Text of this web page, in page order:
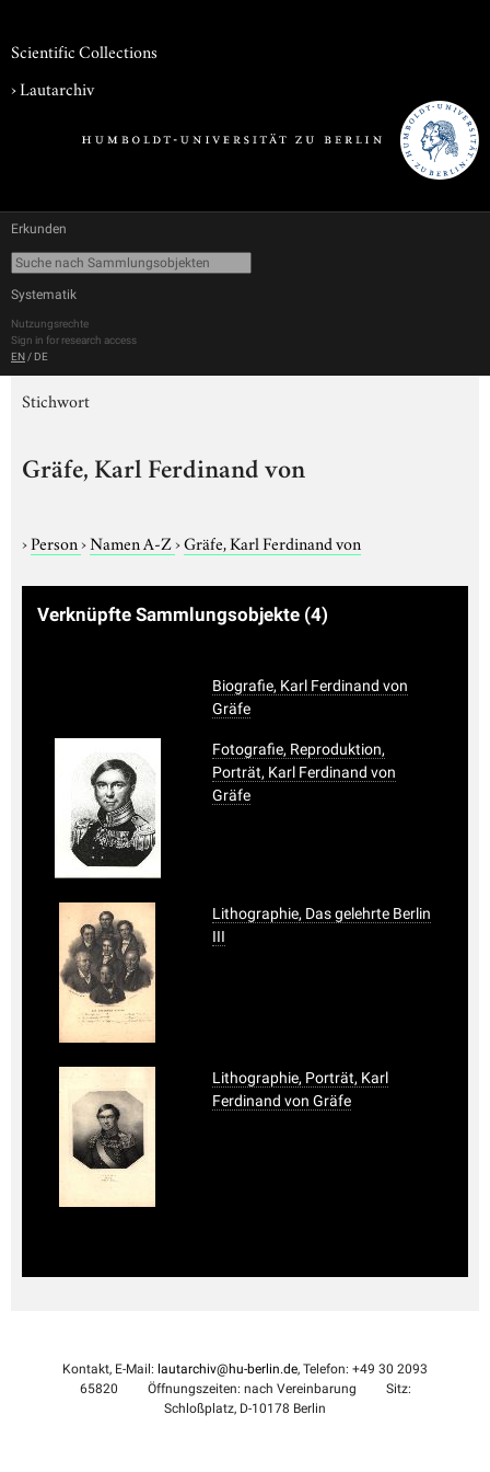
Scientific Collections
›Lautarchiv
Erkunden
Systematik
Nutzungsrechte
Sign in for research access
EN / DE
Stichwort
Gräfe, Karl Ferdinand von
›Person›Namen A-Z›Gräfe, Karl Ferdinand von
Verknüpfte Sammlungsobjekte (4)
Biografie, Karl Ferdinand von
Gräfe
Fotografie, Reproduktion,
Porträt, Karl Ferdinand von
Gräfe
Lithographie, Das gelehrte Berlin
III
Lithographie, Porträt, Karl
Ferdinand von Gräfe
Kontakt, E-Mail: lautarchiv@hu-berlin.de, Telefon: +49 30 2093
65820
Öffnungszeiten: nach Vereinbarung
Sitz:
Schloßplatz, D-10178 Berlin